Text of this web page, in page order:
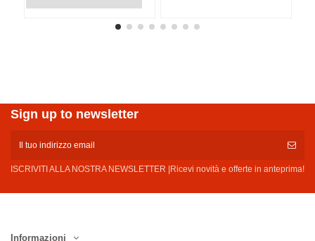
Sign up to newsletter
ISCRIVITI ALLA NOSTRA NEWSLETTER |Ricevi novità e offerte in anteprima!
Informazioni